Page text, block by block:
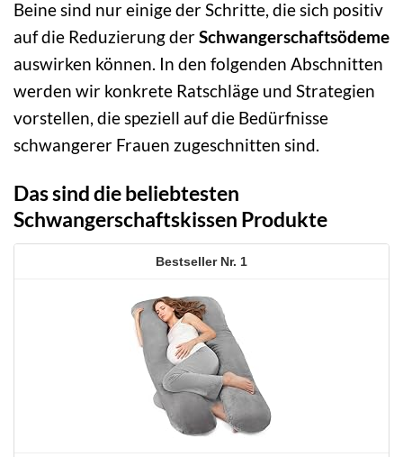
Beine sind nur einige der Schritte, die sich positiv
auf die Reduzierung derSchwangerschaftsödeme
auswirken können. In den folgenden Abschnitten
werden wir konkrete Ratschläge und Strategien
vorstellen, die speziell auf die Bedürfnisse
schwangerer Frauen zugeschnitten sind.
Das sind die beliebtesten
Schwangerschaftskissen Produkte
1